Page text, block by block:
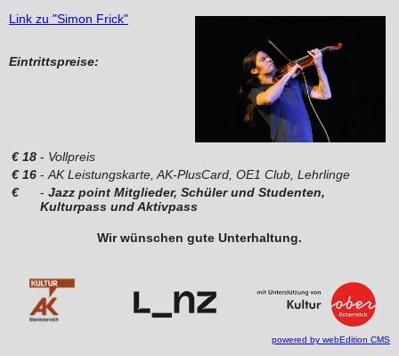
Link zu "Simon Frick"
Eintrittspreise:
€ 18 - Vollpreis
€ 16 - AK Leistungskarte, AK-PlusCard, OE1 Club, Lehrlinge
€
- Jazz point Mitglieder, Schüler und Studenten,
Kulturpass und Aktivpass
Wir wünschen gute Unterhaltung.
powered by webEdition CMS